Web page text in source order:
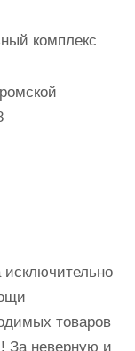
комплекс
товаров
За неверную и